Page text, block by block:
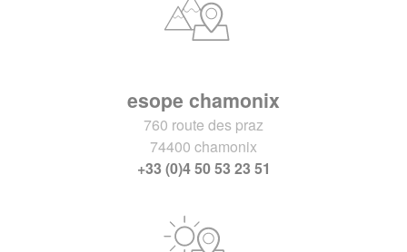
esope chamonix
760 route des praz
74400 chamonix
+33 (0)4 50 53 23 51